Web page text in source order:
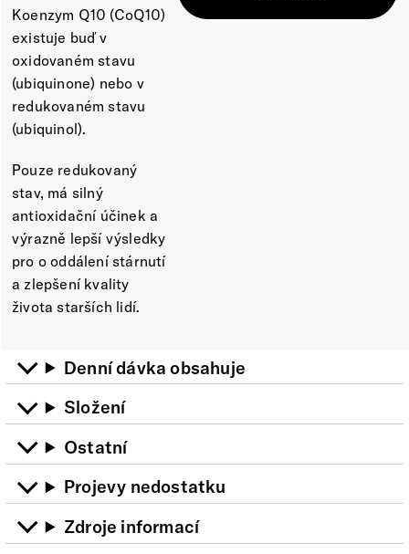
Koenzym Q10 (CoQ10)
existuje buď v
oxidovaném stavu
(ubiquinone) nebo v
redukovaném stavu
(ubiquinol).
Pouze redukovaný
stav, má silný
antioxidační účinek a
výrazně lepší výsledky
pro o oddálení stárnutí
a zlepšení kvality
života starších lidí.
Denní dávka obsahuje
Složení
Ostatní
Projevy nedostatku
Zdroje informací